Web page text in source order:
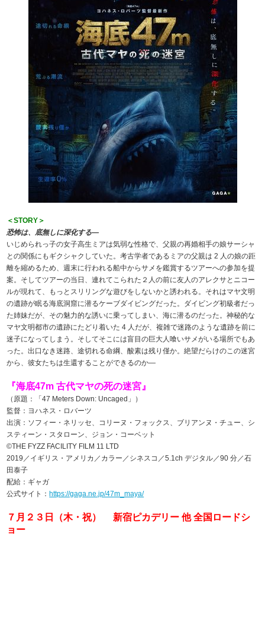
＜STORY＞
恐怖は、底無しに深化する―
いじめられっ子の女子高生ミアは気弱な性格で、父親の再婚相手の娘サーシャ
との関係にもギクシャクしていた。考古学者であるミアの父親は 2 人の娘の距
離を縮めるため、週末に行われる船中からサメを鑑賞するツアーへの参加を提
案。そしてツアーの当日、連れてこられた２人の前に友人のアレクサとニコー
ルが現れて、もっとスリリングな遊びをしないかと誘われる。それはマヤ文明
の遺跡が眠る海底洞窟に潜るケーブダイビングだった。ダイビング初級者だっ
た姉妹だが、その魅力的な誘いに乗ってしまい、海に潜るのだった。神秘的な
マヤ文明都市の遺跡にたどり着いた 4 人だが、複雑で迷路のような遺跡を前に
迷子になってしまう。そしてそこには盲目の巨大人喰いサメがいる場所でもあ
った。出口なき迷路、途切れる命綱、酸素は残り僅か。絶望だらけのこの迷宮
から、彼女たちは生還することができるのか―
『海底47m 古代マヤの死の迷宮』
（原題：「47 Meters Down: Uncaged」）
監督：ヨハネス・ロバーツ
出演：ソフィー・ネリッセ、コリーヌ・フォックス、ブリアンヌ・チュー、シ
スティーン・スタローン、ジョン・コーベット
©THE FYZZ FACILITY FILM 11 LTD
2019／イギリス・アメリカ／カラー／シネスコ／5.1ch デジタル／90 分／石
田泰子
配給：ギャガ
公式サイト： https://gaga.ne.jp/47m_maya/
７月２３日（木・祝） 新宿ピカデリー 他 全国ロードシ
ョー